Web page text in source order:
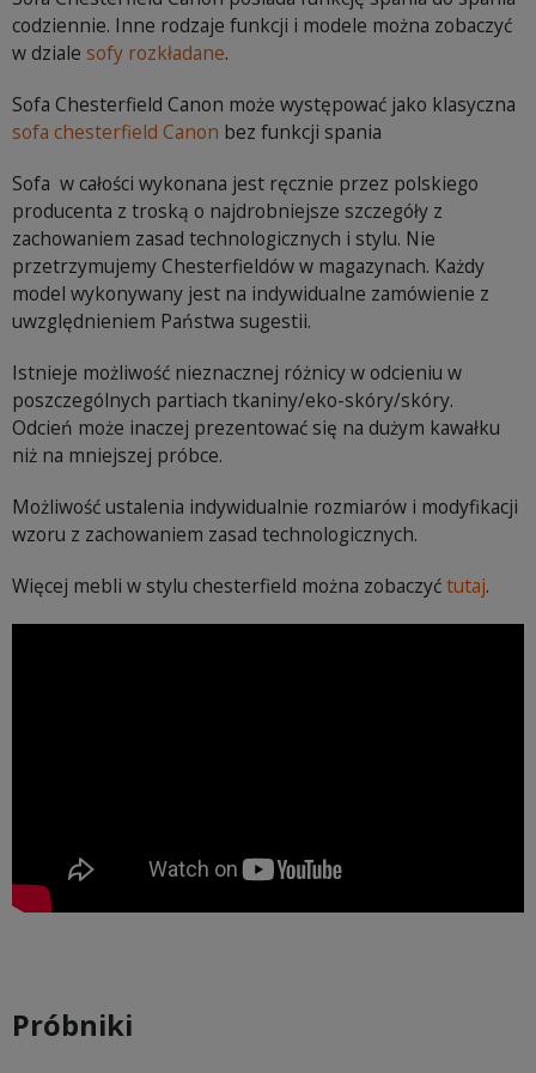
codziennie. Inne rodzaje funkcji i modele można zobaczyć
w dziale sofy rozkładane.
Sofa Chesterfield Canon może występować jako klasyczna
sofa chesterfield Canon bez funkcji spania
Sofa w całości wykonana jest ręcznie przez polskiego
producenta z troską o najdrobniejsze szczegóły z
zachowaniem zasad technologicznych i stylu. Nie
przetrzymujemy Chesterfieldów w magazynach. Każdy
model wykonywany jest na indywidualne zamówienie z
uwzględnieniem Państwa sugestii.
Istnieje możliwość nieznacznej różnicy w odcieniu w
poszczególnych partiach tkaniny/eko-skóry/skóry.
Odcień może inaczej prezentować się na dużym kawałku
niż na mniejszej próbce.
Możliwość ustalenia indywidualnie rozmiarów i modyfikacji
wzoru z zachowaniem zasad technologicznych.
Więcej mebli w stylu chesterfield można zobaczyćtutaj.
Próbniki